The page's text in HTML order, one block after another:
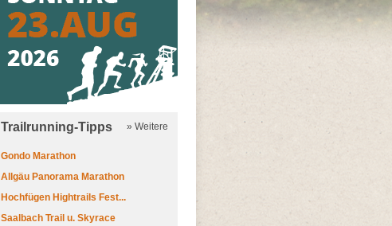
Trailrunning-Tipps » Weitere
Gondo Marathon
Allgäu Panorama Marathon
Hochfügen Hightrails Fest...
Saalbach Trail u. Skyrace